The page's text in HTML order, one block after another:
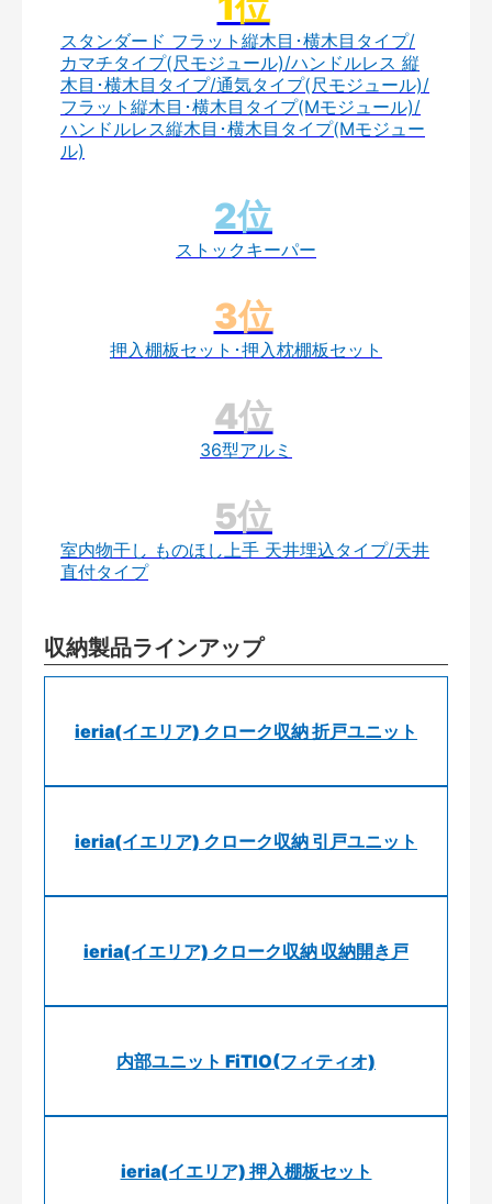
スタンダード フラット縦木目･横木目タイプ/
カマチタイプ(尺モジュール)/ハンドルレス 縦
木目･横木目タイプ/通気タイプ(尺モジュール)/
フラット縦木目･横木目タイプ(Mモジュール)/
ハンドルレス縦木目･横木目タイプ(Mモジュー
ル)
ストックキーパー
押入棚板セット･押入枕棚板セット
36型アルミ
室内物干し ものほし上手 天井埋込タイプ/天井
直付タイプ
収納製品ラインアップ
ieria(イエリア) クローク収納 折戸ユニット
ieria(イエリア) クローク収納 引戸ユニット
ieria(イエリア) クローク収納 収納開き戸
内部ユニット FiTIO(フィティオ)
ieria(イエリア) 押入棚板セット